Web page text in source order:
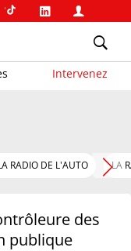
Intervenez
RADIO DE L'AUTO LA
des
publique